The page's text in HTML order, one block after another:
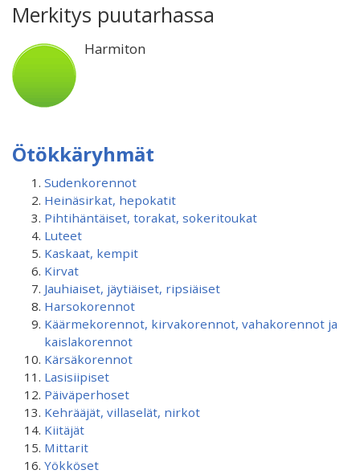
Merkitys puutarhassa
Harmiton
Ötökkäryhmät
Sudenkorennot
Heinäsirkat, hepokatit
Pihtihäntäiset, torakat, sokeritoukat
Luteet
Kaskaat, kempit
Kirvat
Jauhiaiset, jäytiäiset, ripsiäiset
Harsokorennot
Käärmekorennot, kirvakorennot, vahakorennot ja
kaislakorennot
Kärsäkorennot
Lasisiipiset
Päiväperhoset
Kehrääjät, villaselät, nirkot
Kiitäjät
Mittarit
Yökköset